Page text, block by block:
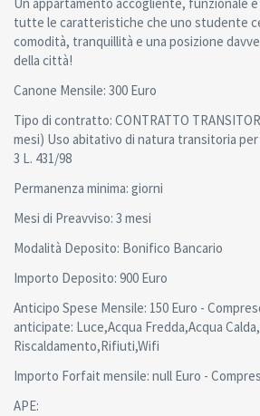
Un appartamento accogliente, funzionale
tutte le caratteristiche che uno studente
comodità, tranquillità e una posizione
della città!
Canone Mensile: 300 Euro
Tipo di contratto: CONTRATTO
mesi) Uso abitativo di natura transitoria per
3 L. 431/98
Permanenza minima: giorni
Mesi di Preavviso: 3 mesi
Modalità Deposito: Bonifico Bancario
Importo Deposito: 900 Euro
Anticipo Spese Mensile: 150 Euro -
anticipate: Luce,Acqua Fredda,Acqua
Riscaldamento,Rifiuti,Wifi
Importo Forfait mensile: null Euro -
APE: